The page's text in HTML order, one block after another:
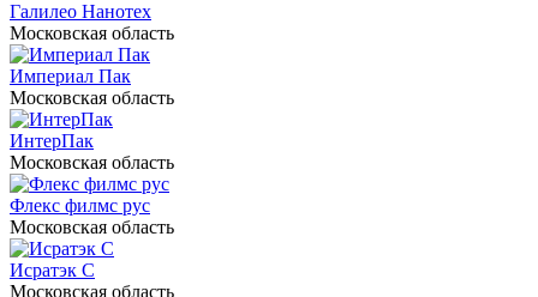
Галилео Нанотех
Московская область
Империал Пак
Московская область
ИнтерПак
Московская область
Флекс филмс рус
Московская область
Исратэк С
Московская область